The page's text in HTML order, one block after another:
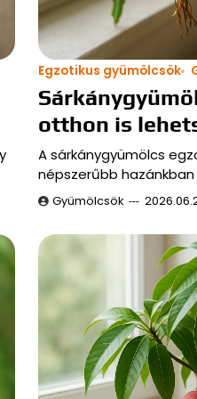
Egzotikus gyümölcsök
otthon is
A sárkánygyümölcs
népszerűbb
Gyümölcsök